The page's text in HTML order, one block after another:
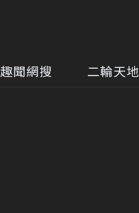
趣聞網搜 二輪天地